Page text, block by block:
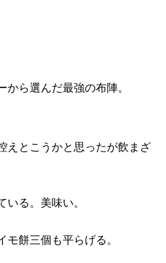
から選んだ最強の布陣。
えとこうかと思ったが飲まざ
いる。美味い。
餅三個も平らげる。